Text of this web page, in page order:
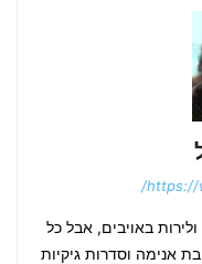
https://
באויבים, אבל כל
אנימה וסדרות גיקיות